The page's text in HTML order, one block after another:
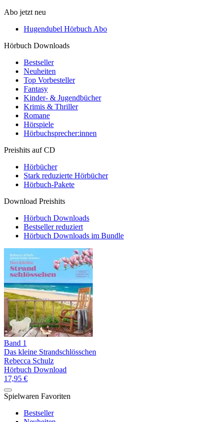
Abo jetzt neu
Hugendubel Hörbuch Abo
Hörbuch Downloads
Bestseller
Neuheiten
Top Vorbesteller
Fantasy
Kinder- & Jugendbücher
Krimis & Thriller
Romane
Hörspiele
Hörbuchsprecher:innen
Preishits auf CD
Hörbücher
Stark reduzierte Hörbücher
Hörbuch-Pakete
Download Preishits
Hörbuch Downloads
Bestseller reduziert
Hörbuch Downloads im Bundle
Band 1
Das kleine Strandschlösschen
Rebecca Schulz
Hörbuch Download
17,95 €
Spielwaren Favoriten
Bestseller